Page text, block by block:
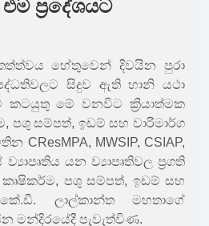
ප්‍රදේශයට
හේතුවෙන් දිවයින පුරා
සිදුව ඇති හානි යථා
කටයුතු මේ වනවිට ක්‍රියාත්මක
පශු සම්පත්, ඉඩම් සහ වාරිමාර්ග
CResMPA, MWSIP, CSIAP,
යන ව්‍යාපෘතිවල ප්‍රගති
කෘෂිකර්ම, පශු සම්පත්, ඉඩම් සහ
ලාල්කාන්ත මහතාගේ
මන්දිරයේදී පැවැත්විණ.